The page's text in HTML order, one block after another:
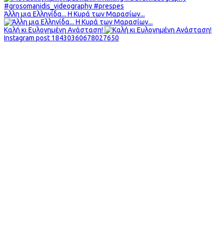
Άλλη μια Ελληνίδα... Η Κυρά των Μαρασίων...
Καλή κι Ευλογημένη Ανάσταση!
Instagram post 18430360678027650